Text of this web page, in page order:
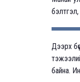
Дээрх
байна.